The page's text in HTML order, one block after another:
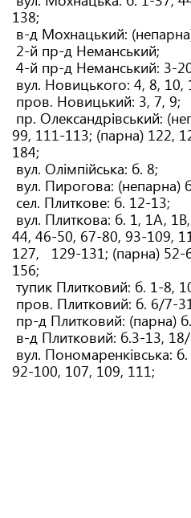
138;
в-д Мохнацький:
2-й пр-д Неманський;
4-й пр-д Неманський: 3-
вул. Новицького: 4, 8, 10,
пров. Новицький: 3, 7, 9;
пр. Олександрівський:
99, 111-113; (парна) 122,
184;
вул. Олімпійська: б. 8;
вул. Пирогова: (непарна)
сел. Плиткове: б. 12-13;
вул. Плиткова: б. 1, 1А,
44, 46-50, 67-80, 93-109,
127, 129-131; (парна) 52-
156;
тупик Плитковий: б. 1-8,
пров. Плитковий: б. 6/7-
пр-д Плитковий: (парна)
в-д Плитковий: б.3-13,
вул. Пономаренківська:
92-100, 107, 109, 111;